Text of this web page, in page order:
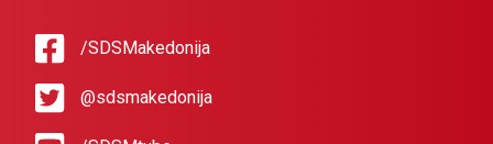
/SDSMakedonija
@sdsmakedonija